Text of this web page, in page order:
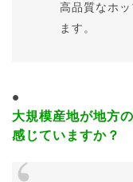
高品質なホ
ます。
大規模産地が地方
感じていますか？